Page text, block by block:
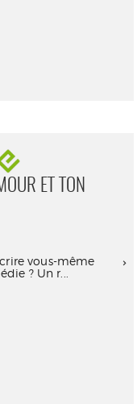
ET TON
vous-même
? Un r...